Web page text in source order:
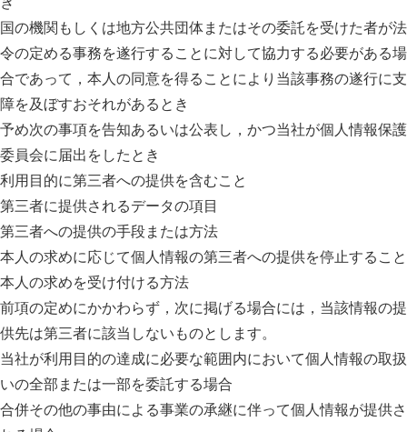
国の機関もしくは地方公共団体またはその委託を受けた者が法
令の定める事務を遂行することに対して協力する必要がある場
合であって，本人の同意を得ることにより当該事務の遂行に支
障を及ぼすおそれがあるとき
予め次の事項を告知あるいは公表し，かつ当社が個人情報保護
委員会に届出をしたとき
利用目的に第三者への提供を含むこと
第三者に提供されるデータの項目
第三者への提供の手段または方法
本人の求めに応じて個人情報の第三者への提供を停止すること
本人の求めを受け付ける方法
前項の定めにかかわらず，次に掲げる場合には，当該情報の提
供先は第三者に該当しないものとします。
当社が利用目的の達成に必要な範囲内において個人情報の取扱
いの全部または一部を委託する場合
合併その他の事由による事業の承継に伴って個人情報が提供さ